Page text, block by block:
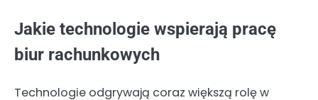
Jakie technologie wspierają pracę
biur rachunkowych
Technologie odgrywają coraz większą rolę w